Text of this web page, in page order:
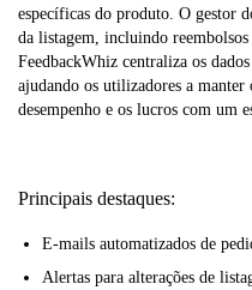
específicas do produto. O gestor
da listagem, incluindo reembolsos
FeedbackWhiz centraliza os
ajudando os utilizadores a
desempenho e os lucros com um
Principais destaques:
E-mails automatizados de
Alertas para alterações de